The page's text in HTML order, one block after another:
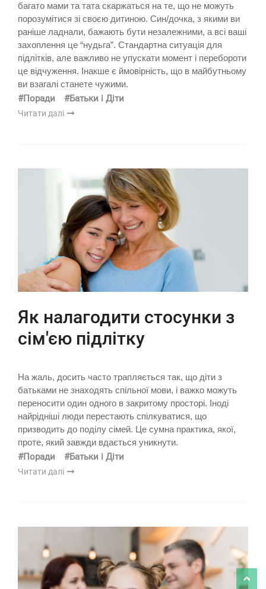
багато мами та тата скаржаться на те, що не можуть
порозумітися зі своєю дитиною. Син/дочка, з якими ви
раніше ладнали, бажають бути незалежними, а всі ваші
захоплення це “нудьга”. Стандартна ситуація для
підлітків, але важливо не упускати момент і перебороти
це відчуження. Інакше є ймовірність, що в майбутньому
ви взагалі станете чужими.
#Поради #Батьки і Діти
Читати далі
Як налагодити стосунки з
сім'єю підлітку
На жаль, досить часто трапляється так, що діти з
батьками не знаходять спільної мови, і важко можуть
переносити один одного в закритому просторі. Іноді
найрідніші люди перестають спілкуватися, що
призводить до поділу сімей. Це сумна практика, якої,
проте, який завжди вдається уникнути.
#Поради #Батьки і Діти
Читати далі